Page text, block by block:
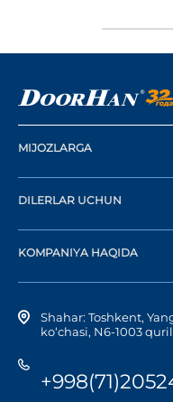
MIJOZLARGA
Buyurtma berish
DILERLAR UCHUN
Diler bo‘lish
Shaxsiy kabinetga kirish
KOMPANIYA HAQIDA
Kompaniya tarixi
Shahar: Toshkent,
ko‘chasi, N6-1003